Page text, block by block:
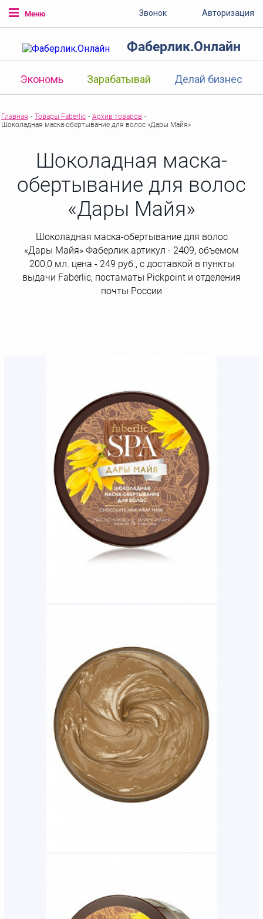
Меню Звонок Авторизация
Фаберлик.Онлайн
Экономь Зарабатывай Делай бизнес
Главная - Товары Faberlic - Архив товаров -
Шоколадная маска-обертывание для волос «Дары Майя»
Шоколадная маска-
обертывание для волос
«Дары Майя»
Шоколадная маска-обертывание для волос
«Дары Майя» Фаберлик артикул - 2409, объемом
200,0 мл. цена - 249 руб., с доставкой в пункты
выдачи Faberlic, постаматы Рickpoint и отделения
почты России